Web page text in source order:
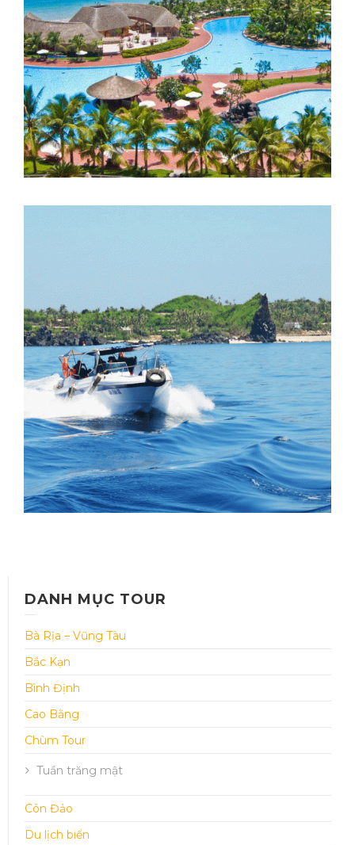
Thời gian: 05 Ngày 04 đêm
HÀ NỘI – QUẢNG NGÃI – ĐẢO
LÝ SƠN – BÌNH ĐỊNH –PHÚ
YÊN– HÀ NỘI
Thời gian: 05 Ngày 04 đêm
DANH MỤC TOUR
Bà Rịa – Vũng Tàu
Bắc Kạn
Bình Định
Cao Bằng
Chùm Tour
Tuần trăng mật
Côn Đảo
Du lịch biển